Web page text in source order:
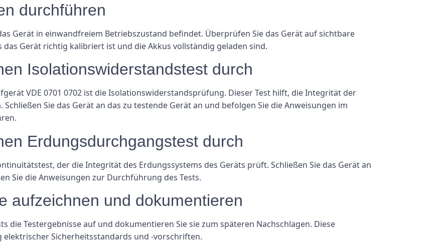
durchführen
Gerät in einwandfreiem Betriebszustand befindet. Überprüfen Sie das Gerät auf sichtbare
das Gerät richtig kalibriert ist und die Akkus vollständig geladen sind.
Isolationswiderstandstest durch
VDE 0701 0702 ist die Isolationswiderstandsprüfung. Dieser Test hilft, die Integrität der
Sie das Gerät an das zu testende Gerät an und befolgen Sie die Anweisungen im
Erdungsdurchgangstest durch
der die Integrität des Erdungssystems des Geräts prüft. Schließen Sie das Gerät an
Sie die Anweisungen zur Durchführung des Tests.
aufzeichnen und dokumentieren
die Testergebnisse auf und dokumentieren Sie sie zum späteren Nachschlagen. Diese
Sicherheitsstandards und -vorschriften.